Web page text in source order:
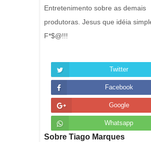
Entretenimento sobre as demais
produtoras. Jesus que idéia
F*$@!!!
Twitter
Facebook
Google
Whatsapp
Sobre Tiago Marques